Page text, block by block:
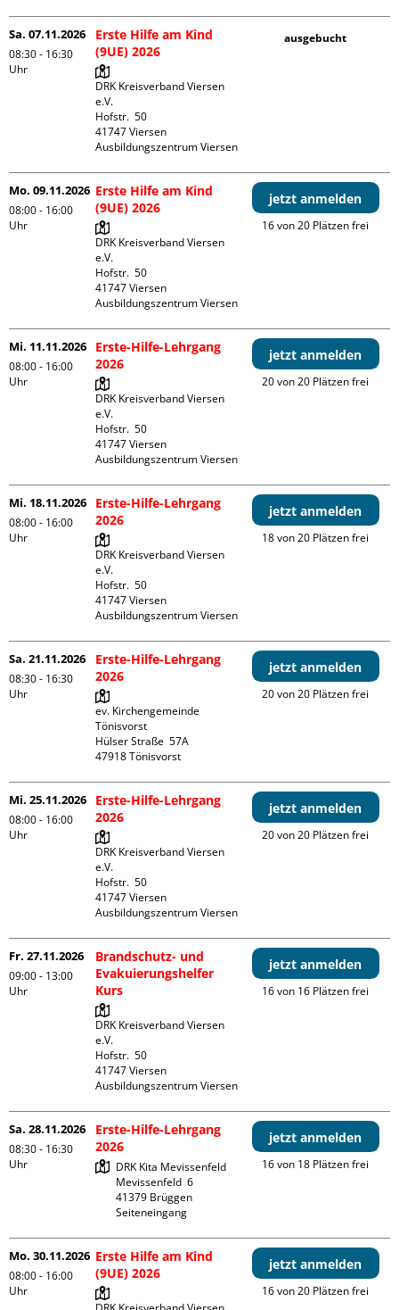
Sa. 07.11.2026
08:30 - 16:30
Uhr
Erste Hilfe am Kind
(9UE) 2026
DRK Kreisverband Viersen
e.V.
Hofstr.  50
41747 Viersen
Ausbildungszentrum Viersen
ausgebucht
Mo. 09.11.2026
08:00 - 16:00
Uhr
Erste Hilfe am Kind
(9UE) 2026
DRK Kreisverband Viersen
e.V.
Hofstr.  50
41747 Viersen
Ausbildungszentrum Viersen
jetzt anmelden
16 von 20 Plätzen frei
Mi. 11.11.2026
08:00 - 16:00
Uhr
Erste-Hilfe-Lehrgang
2026
DRK Kreisverband Viersen
e.V.
Hofstr.  50
41747 Viersen
Ausbildungszentrum Viersen
jetzt anmelden
20 von 20 Plätzen frei
Mi. 18.11.2026
08:00 - 16:00
Uhr
Erste-Hilfe-Lehrgang
2026
DRK Kreisverband Viersen
e.V.
Hofstr.  50
41747 Viersen
Ausbildungszentrum Viersen
jetzt anmelden
18 von 20 Plätzen frei
Sa. 21.11.2026
08:30 - 16:30
Uhr
Erste-Hilfe-Lehrgang
2026
ev. Kirchengemeinde
Tönisvorst
Hülser Straße  57A
jetzt anmelden
20 von 20 Plätzen frei
Mi. 25.11.2026
08:00 - 16:00
Uhr
Erste-Hilfe-Lehrgang
2026
DRK Kreisverband Viersen
e.V.
Hofstr.  50
41747 Viersen
Ausbildungszentrum Viersen
jetzt anmelden
20 von 20 Plätzen frei
Fr. 27.11.2026
09:00 - 13:00
Uhr
Brandschutz- und
Evakuierungshelfer
Kurs
DRK Kreisverband Viersen
e.V.
Hofstr.  50
41747 Viersen
Ausbildungszentrum Viersen
jetzt anmelden
16 von 16 Plätzen frei
Sa. 28.11.2026
08:30 - 16:30
Uhr
Erste-Hilfe-Lehrgang
2026
DRK Kita Mevissenfeld
Mevissenfeld  6
41379 Brüggen
Seiteneingang
jetzt anmelden
16 von 18 Plätzen frei
Mo. 30.11.2026
08:00 - 16:00
Uhr
Erste Hilfe am Kind
(9UE) 2026
jetzt anmelden
16 von 20 Plätzen frei